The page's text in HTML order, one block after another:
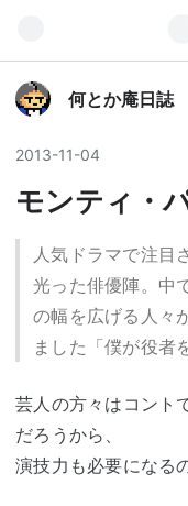
何とか庵日誌
2013-11-04
モンティ・
人気ドラマで注目
光った俳優陣。中
の幅を広げる人々
ました「僕が役者
芸人の方々はコント
だろうから、
演技力も必要になる